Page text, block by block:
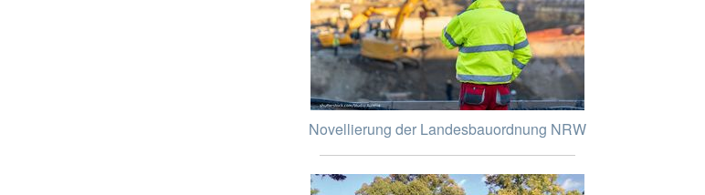
Novellierung der Landesbauordnung NRW